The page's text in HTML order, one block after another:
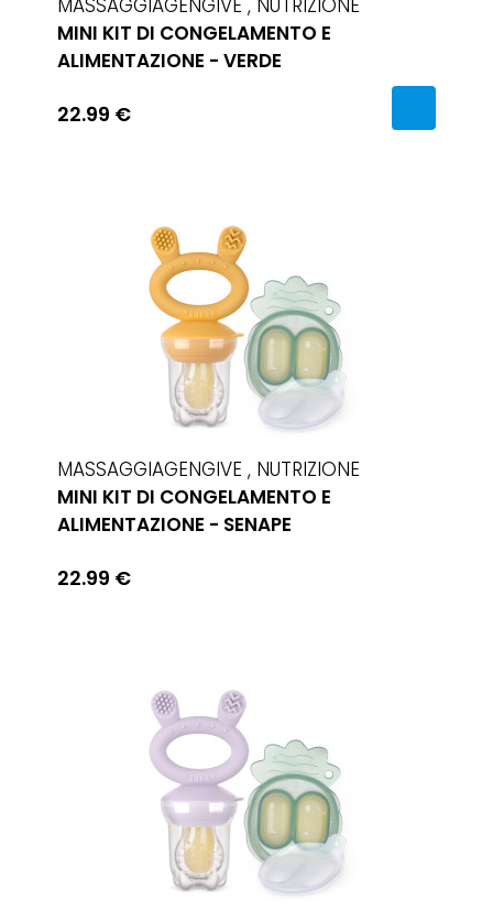
MASSAGGIAGENGIVE , NUTRIZIONE
MINI KIT DI CONGELAMENTO E
ALIMENTAZIONE - VERDE
22.99 €
MASSAGGIAGENGIVE , NUTRIZIONE
MINI KIT DI CONGELAMENTO E
ALIMENTAZIONE - SENAPE
22.99 €